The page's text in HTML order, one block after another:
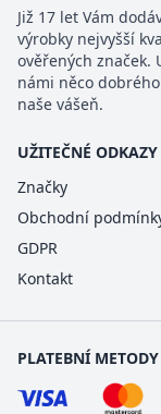
Již 17 let Vám
výrobky nejvyšší
ověřených značek.
námi něco
naše vášeň.
UŽITEČNÉ ODKAZY
Značky
Obchodní
GDPR
Kontakt
PLATEBNÍ METODY